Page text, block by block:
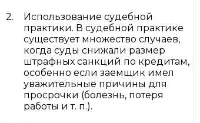
Использование судебной
практики. В судебной практике
существует множество случаев,
когда суды снижали размер
штрафных санкций по кредитам,
особенно если заемщик имел
уважительные причины для
просрочки (болезнь, потеря
работы и т. п.).